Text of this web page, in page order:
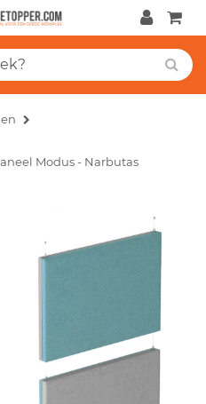
Modus - Narbutas